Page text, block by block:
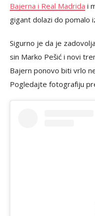
Bajerna i Real Madrida i
gigant dolazi do pomalo
Sigurno je da je
sin Marko Pešić i novi
Bajern ponovo biti vrlo
Pogledajte fotografiju